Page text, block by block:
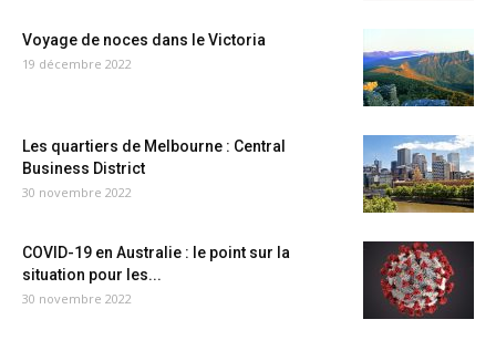
Voyage de noces dans le Victoria
19 décembre 2022
Les quartiers de Melbourne : Central
Business District
30 novembre 2022
COVID-19 en Australie : le point sur la
situation pour les...
30 novembre 2022